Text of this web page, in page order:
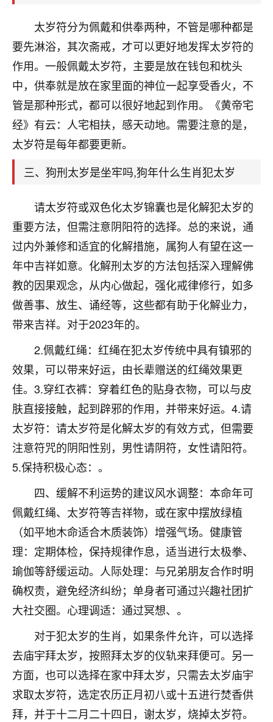
太岁符分为佩戴和供奉两种，不管是哪种都是
要先淋浴，其次斋戒，才可以更好地发挥太岁符的
作用。一般佩戴太岁符，主要是放在钱包和枕头
中，供奉就是放在家里面的神位一起享受香火，不
管是那种形式，都可以很好地起到作用。《黄帝宅
经》有云：人宅相扶，感天动地。需要注意的是，
太岁符是每年都要更新。
三、狗刑太岁是坐牢吗,狗年什么生肖犯太岁
请太岁符或双色化太岁锦囊也是化解犯太岁的
重要方法，但需注意阴阳符的选择。总的来说，通
过内外兼修和适宜的化解措施，属狗人有望在这一
年中吉祥如意。化解刑太岁的方法包括深入理解佛
教的因果观念，从内心做起，强化戒律修行，如多
做善事、放生、诵经等，这些都有助于化解业力，
带来吉祥。对于2023年的。
2.佩戴红绳：红绳在犯太岁传统中具有镇邪的
效果，可以带来好运，由长辈赠送的红绳效果更
佳。3.穿红衣裤：穿着红色的贴身衣物，可以与皮
肤直接接触，起到辟邪的作用，并带来好运。4.请
太岁符：请太岁符是化解太岁的有效方式，但需要
注意符咒的阴阳性别，男性请阴符，女性请阳符。
5.保持积极心态：。
四、缓解不利运势的建议风水调整：本命年可
佩戴红绳、太岁符等吉祥物，或在家中摆放绿植
（如平地木命适合木质装饰）增强气场。健康管
理：定期体检，保持规律作息，适当进行太极拳、
瑜伽等舒缓运动。人际处理：与兄弟朋友合作时明
确权责，避免经济纠纷；单身者可通过兴趣社团扩
大社交圈。心理调适：通过冥想、。
对于犯太岁的生肖，如果条件允许，可以选择
去庙宇拜太岁，按照拜太岁的仪轨来拜便可。另一
方面，也可以选择在家中拜太岁，只需去太岁庙宇
求取太岁符，选定农历正月初八或十五进行焚香供
拜，并于十二月二十四日，谢太岁，烧掉太岁符。
心若莲花
我是做餐饮的，这两年，生意屡屡受挫，店开一家关
一家，要么生意不好，生意好的就出事。前些年攒的
家底快败光了，真是倒霉！我也想找人看看到底怎么
回事？
鹿森 ：你可以找老师看看，人有时不服命不行
啊！
太阳当空赵：我也做餐饮的，生意不算大，但
是我从找店开始都是找慧来老师跟进的，选
址、风水、还有开业日子，哪哪都看了，虽然
刚找老师做了补财库，希望财运更好一点！
2小时前 来自海南
梦醒时分
我女儿高二叛逆，大半年不上学，一说她就要死要活
的，把我们两口子愁的不行，朋友给我推荐的慧来老
师，一开始我是病急乱投医，这半年来，法事一个个
做完，我女儿跟变了个人一样，不期望她能考多好的
大学，只要能安安稳稳的把书读了，身体心理都健健
康康的我就很知足了！
鹿森：可怜天下父母心啊！
3小时前 来自河北 16
付深
我是公司人事调整，有升迁机会，但同时竞争的我们
三个，找老师的时候是抱着侥幸心理，没想到老师看
着我晋升有望，我半信半疑的按照老师建议，做了化
太岁还有一个发钱粮，本来年前的人事调整，拖到年
后，我以为都没戏了，结果开年一上班，开会提拔升
职第一个就是我，职务无所谓，主要是底薪加了
3000，非常开心，无论如何，感恩感谢！🙏🏻
鹿森：恭喜升职加薪！！，请客吗？�
12小时前 来自北京 32
我身体不太好，总是病病殃殃的，去检查又没什么大
问题，反正就是不舒服。中医西医看遍了，找不到问
题，后来无意中看到有人推荐慧来老师，跟老师聊过
之后，心情豁然开朗，也听老师建议，处理了一些因
果问题。今年以来，身体比以前好多，主要是心情好
了，老师说境随心转，现在深有体会了。